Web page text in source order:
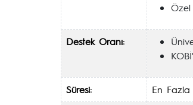
Destek Oranı:
Süresi:
En